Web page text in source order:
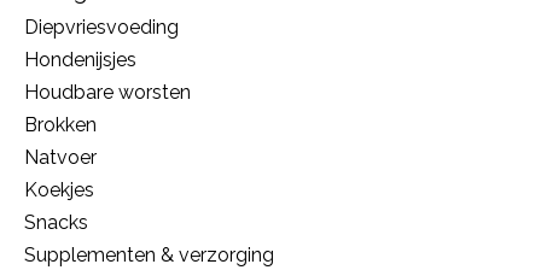
Diepvriesvoeding
Hondenijsjes
Houdbare worsten
Brokken
Natvoer
Koekjes
Snacks
Supplementen & verzorging